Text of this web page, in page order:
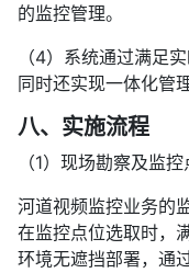
的监控管理。
（4）系统通过满足
同时还实现一体化管
八、实施流程
（1）现场勘察及监
河道视频监控业务的
在监控点位选取时，
环境无遮挡部署，通